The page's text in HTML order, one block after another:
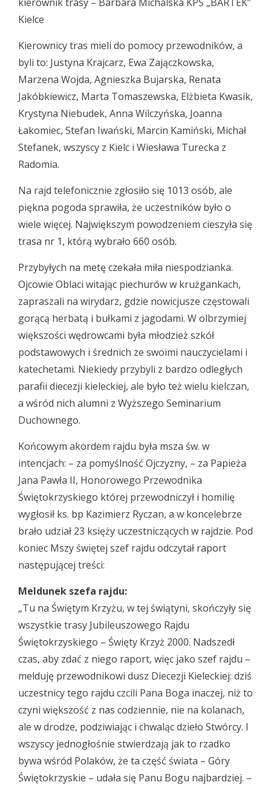
Kielce
Kierownicy tras mieli do pomocy przewodników, a
byli to: Justyna Krajcarz, Ewa Zajączkowska,
Marzena Wojda, Agnieszka Bujarska, Renata
Jakóbkiewicz, Marta Tomaszewska, Elżbieta Kwasik,
Krystyna Niebudek, Anna Wilczyńska, Joanna
Łakomiec, Stefan Iwański, Marcin Kamiński, Michał
Stefanek, wszyscy z Kielc i Wiesława Turecka z
Radomia.
Na rajd telefonicznie zgłosiło się 1013 osób, ale
piękna pogoda sprawiła, że uczestników było o
wiele więcej. Największym powodzeniem cieszyła się
trasa nr 1, którą wybrało 660 osób.
Przybyłych na metę czekała miła niespodzianka.
Ojcowie Oblaci witając piechurów w krużgankach,
zapraszali na wirydarz, gdzie nowicjusze częstowali
gorącą herbatą i bułkami z jagodami. W olbrzymiej
większości wędrowcami była młodzież szkół
podstawowych i średnich ze swoimi nauczycielami i
katechetami. Niekiedy przybyli z bardzo odległych
parafii diecezji kieleckiej, ale było też wielu kielczan,
a wśród nich alumni z Wyższego Seminarium
Duchownego.
Końcowym akordem rajdu była msza św. w
intencjach: – za pomyślność Ojczyzny, – za Papieża
Jana Pawła II, Honorowego Przewodnika
Świętokrzyskiego której przewodniczył i homilię
wygłosił ks. bp Kazimierz Ryczan, a w koncelebrze
brało udział 23 księży uczestniczących w rajdzie. Pod
koniec Mszy świętej szef rajdu odczytał raport
następującej treści:
Meldunek szefa rajdu:
„Tu na Świętym Krzyżu, w tej świątyni, skończyły się
wszystkie trasy Jubileuszowego Rajdu
Świętokrzyskiego – Święty Krzyż 2000. Nadszedł
czas, aby zdać z niego raport, więc jako szef rajdu –
melduję przewodnikowi dusz Diecezji Kieleckiej: dziś
uczestnicy tego rajdu czcili Pana Boga inaczej, niż to
czyni większość z nas codziennie, nie na kolanach,
ale w drodze, podziwiając i chwaląc dzieło Stwórcy. I
wszyscy jednogłośnie stwierdzają jak to rzadko
bywa wśród Polaków, że ta część świata – Góry
Świętokrzyskie – udała się Panu Bogu najbardziej. –